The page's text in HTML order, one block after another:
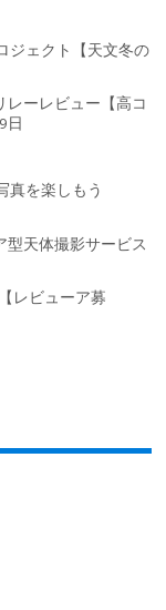
ジェクト【天文冬の
レーレビュー【高コ
日
真を楽しもう
型天体撮影サービス
レビューア募